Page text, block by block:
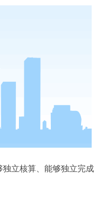
立核算、能够独立完成